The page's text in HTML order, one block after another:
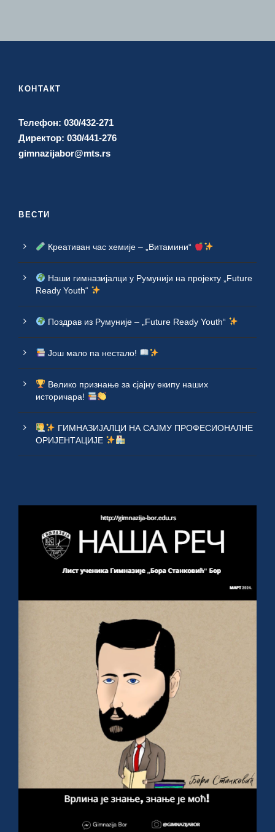
КОНТАКТ
Телефон: 030/432-271
Директор: 030/441-276
gimnazijabor@mts.rs
ВЕСТИ
Креативан час хемије – „Витамини“
Наши гимназијалци у Румунији на пројекту „Future
Ready Youth“
Поздрав из Румуније – „Future Ready Youth“
Још мало па нестало!
Велико признање за сјајну екипу наших
историчара!
ГИМНАЗИЈАЛЦИ НА САЈМУ ПРОФЕСИОНАЛНЕ
ОРИЈЕНТАЦИЈЕ